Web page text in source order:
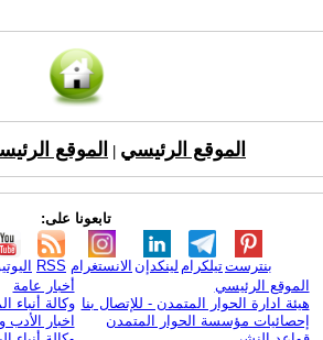
الموقع الرئيسي الموقع
تابعونا على:
RSS الانستغرام لينكدإن تيلكرامبنترست
الموقع الرئيسي
هيئة ادارة الحوار المتمدن - للإتصال بنا
إحصائيات مؤسسة الحوار المتمدن
أخبار عامة
وكالة أنباء
اخبار الأدب